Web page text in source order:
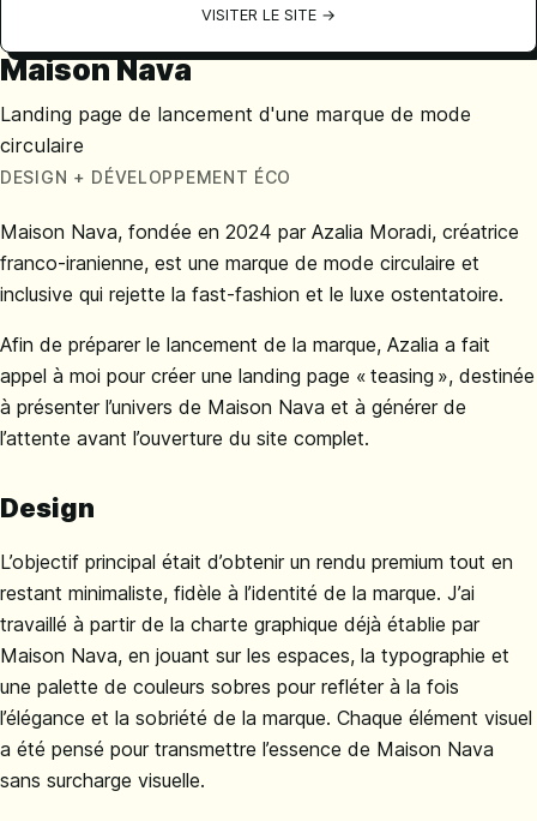
VISITER LE SITE →
Maison Nava
Landing page de lancement d'une marque de mode
circulaire
DESIGN + DÉVELOPPEMENT ÉCO
Maison Nava, fondée en 2024 par Azalia Moradi, créatrice
franco-iranienne, est une marque de mode circulaire et
inclusive qui rejette la fast-fashion et le luxe ostentatoire.
Afin de préparer le lancement de la marque, Azalia a fait
appel à moi pour créer une landing page « teasing », destinée
à présenter l’univers de Maison Nava et à générer de
l’attente avant l’ouverture du site complet.
Design
L’objectif principal était d’obtenir un rendu premium tout en
restant minimaliste, fidèle à l’identité de la marque. J’ai
travaillé à partir de la charte graphique déjà établie par
Maison Nava, en jouant sur les espaces, la typographie et
une palette de couleurs sobres pour refléter à la fois
l’élégance et la sobriété de la marque. Chaque élément visuel
a été pensé pour transmettre l’essence de Maison Nava
sans surcharge visuelle.